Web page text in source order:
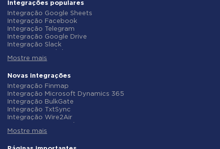
Integrações populares
Integração Google Sheets
Integração Facebook
Integração Telegram
Integração Google Drive
Integração Slack
Integração Gmail
Integração ClickUp
Integração Airtable
Integração Google Contacts
Integração OpenAI (ChatGPT)
Integração Instagram
Integração ActiveCampaign
Integração Typeform
Integração Salesforce CRM
Integração Notion
Mostre mais
Novas integrações
Integração Finmap
Integração Microsoft Dynamics 365
Integração BulkGate
Integração TxtSync
Integração Wire2Air
Integração Infobip
Mostre mais